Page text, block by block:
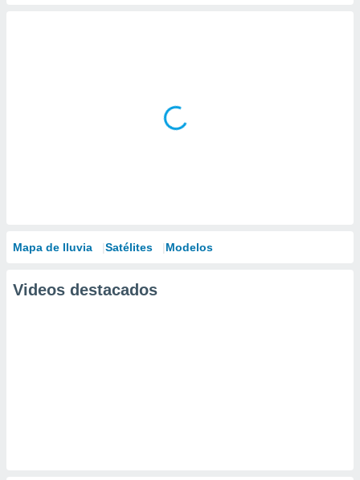
Mapa de lluvia Satélites Modelos
Videos destacados